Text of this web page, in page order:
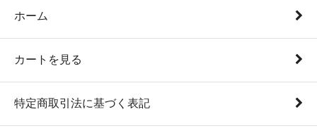
ホーム
カートを見る
特定商取引法に基づく表記